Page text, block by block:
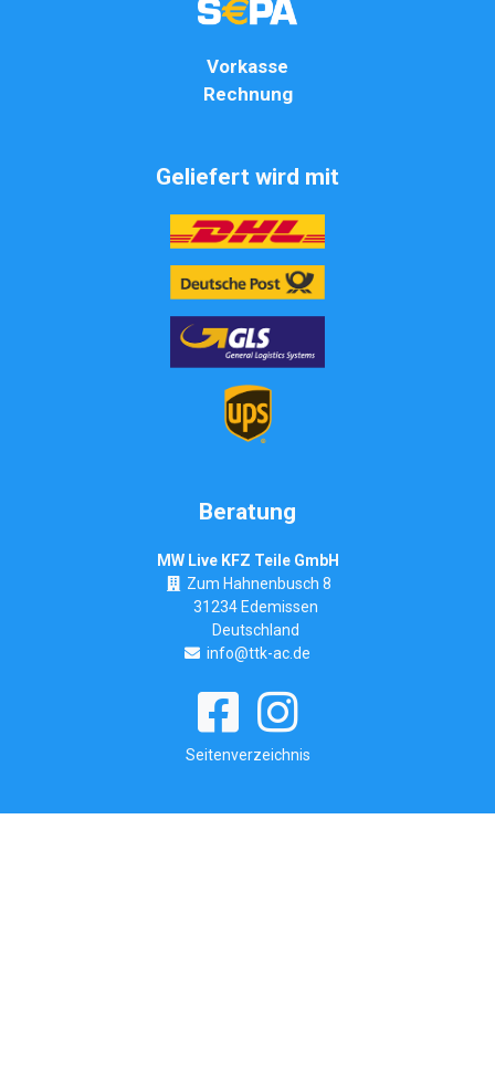
Vorkasse
Rechnung
Geliefert wird mit
Beratung
MW Live KFZ Teile GmbH
Zum Hahnenbusch 8
31234 Edemissen
Deutschland
info@ttk-ac.de
Seitenverzeichnis